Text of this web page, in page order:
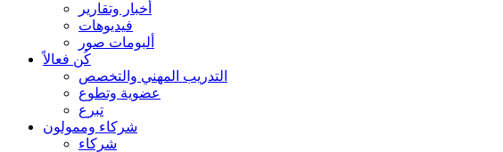
أخبار وتقارير
فيديوهات
ألبومات صور
كُن فعالاً
التدريب المهني والتخصص
عضوية وتطوع
تبرع
شركاء وممولون
شركاء